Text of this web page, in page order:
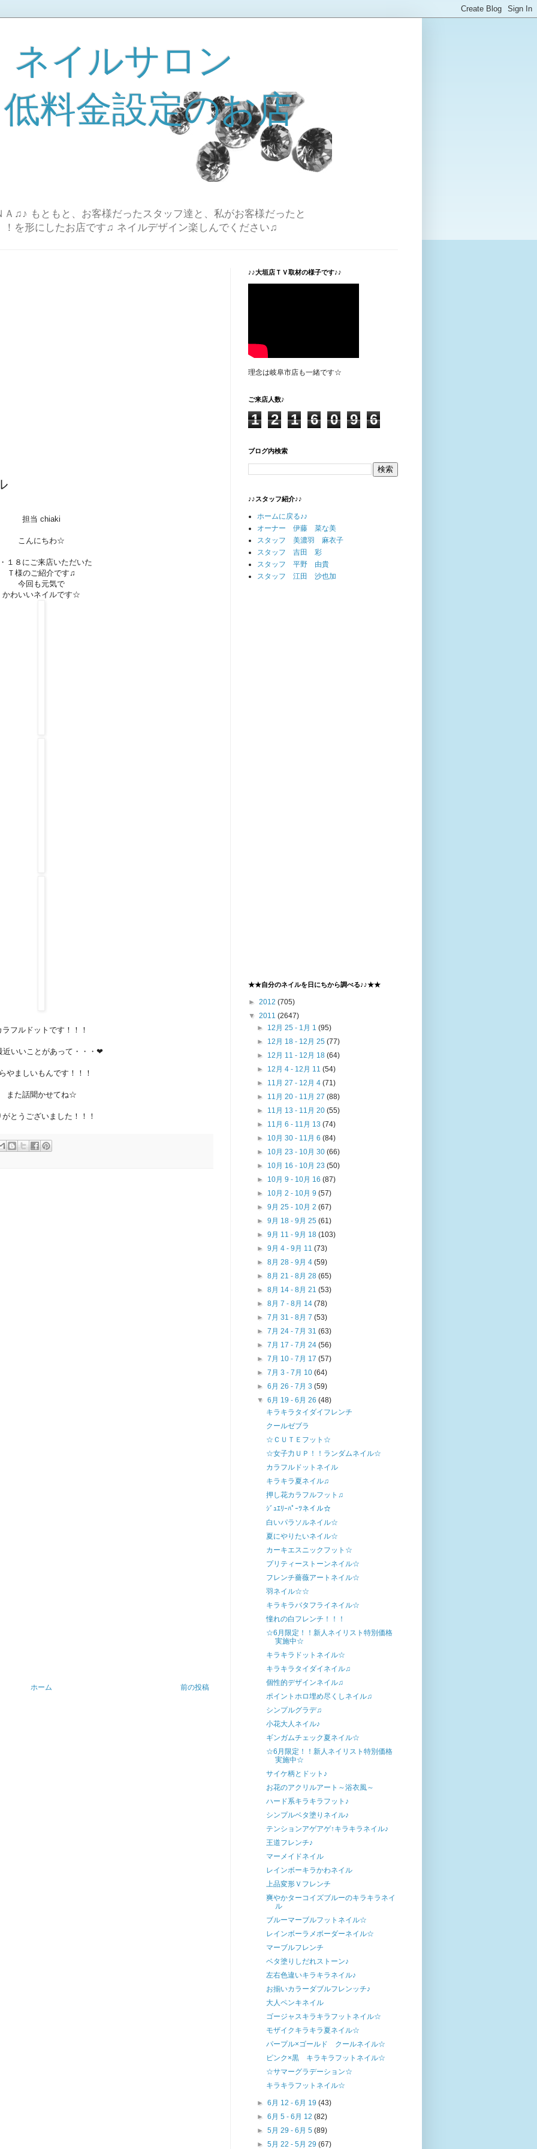
イルサロン
料金設定のお店
♫♪ もともと、お客様だったスタッフ達と、私がお客様だったと
！を形にしたお店です♫ ネイルデザイン楽しんでください♫
担当 chiaki
こんにちわ☆
１８にご来店いただいた
Ｔ様のご紹介です♫
今回も元気で
かわいいネイルです☆
ラフルドットです！！！
近いいことがあって・・・❤
やましいもんです！！！
また話聞かせてね☆
がとうございました！！！
前の投稿
ホーム
♪♪大垣店ＴＶ取材の様子です♪♪
理念は岐阜市店も一緒です☆
ご来店人数♪
1 2 1 6 0 9 6
ブログ内検索
♪♪スタッフ紹介♪♪
ホームに戻る♪♪
オーナー 伊藤 菜な美
スタッフ 美濃羽 麻衣子
スタッフ 吉田 彩
スタッフ 平野 由貴
スタッフ 江田 沙也加
★★自分のネイルを日にちから調べる♪♪★★
► 2012 (705)
▼ 2011 (2647)
► 12月 25 - 1月 1(95)
► 12月 18 - 12月 25(77)
► 12月 11 - 12月 18(64)
► 12月 4 - 12月 11(54)
► 11月 27 - 12月 4(71)
► 11月 20 - 11月 27(88)
► 11月 13 - 11月 20(55)
► 11月 6 - 11月 13(74)
► 10月 30 - 11月 6(84)
► 10月 23 - 10月 30(66)
► 10月 16 - 10月 23(50)
► 10月 9 - 10月 16(87)
► 10月 2 - 10月 9(57)
►9月 25 - 10月 2(67)
►9月 18 - 9月 25(61)
►9月 11 - 9月 18(103)
►9月 4 - 9月 11(73)
►8月 28 - 9月 4(59)
►8月 21 - 8月 28(65)
►8月 14 - 8月 21(53)
►8月 7 - 8月 14(78)
►7月 31 - 8月 7(53)
►7月 24 - 7月 31(63)
►7月 17 - 7月 24(56)
►7月 10 - 7月 17(57)
►7月 3 - 7月 10(64)
►6月 26 - 7月 3(59)
▼6月 19 - 6月 26(48)
キラキラタイダイフレンチ
クールゼブラ
☆ＣＵＴＥフット☆
☆女子力ＵＰ！！ランダムネイル☆
カラフルドットネイル
キラキラ夏ネイル♫
押し花カラフルフット♫
ｼﾞｭｴﾘｰﾊﾟｰﾂネイル☆
白いパラソルネイル☆
夏にやりたいネイル☆
カーキエスニックフット☆
プリティーストーンネイル☆
フレンチ薔薇アートネイル☆
羽ネイル☆☆
キラキラバタフライネイル☆
憧れの白フレンチ！！！
☆6月限定！！新人ネイリスト特別価格
実施中☆
キラキラドットネイル☆
キラキラタイダイネイル♫
個性的デザインネイル♫
ポイントホロ埋め尽くしネイル♫
シンプルグラデ♫
小花大人ネイル♪
ギンガムチェック夏ネイル☆
☆6月限定！！新人ネイリスト特別価格
実施中☆
サイケ柄とドット♪
お花のアクリルアート～浴衣風～
ハード系キラキラフット♪
シンプルベタ塗りネイル♪
テンションアゲアゲ↑キラキラネイル♪
王道フレンチ♪
マーメイドネイル
レインボーキラかわネイル
上品変形Ｖフレンチ
爽やかターコイズブルーのキラキラネイ
ル
ブルーマーブルフットネイル☆
レインボーラメボーダーネイル☆
マーブルフレンチ
ベタ塗りしだれストーン♪
左右色違いキラキラネイル♪
お揃いカラーダブルフレンッチ♪
大人ペンキネイル
ゴージャスキラキラフットネイル☆
モザイクキラキラ夏ネイル☆
パープル×ゴールド クールネイル☆
ピンク×黒 キラキラフットネイル☆
☆サマーグラデーション☆
キラキラフットネイル☆
►6月 12 - 6月 19(43)
►6月 5 - 6月 12(82)
►5月 29 - 6月 5(89)
►5月 22 - 5月 29(67)